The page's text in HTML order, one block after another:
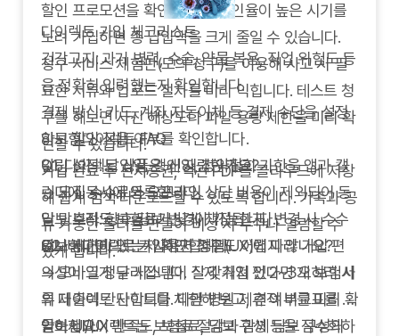
할인 프로모션을 확인합니다. 할인율이 높은 시기를
노려 가입하면 총 납입액을 크게 줄일 수 있습니다.
청구 서비스 체험판(모의 청구)을 이용해 사고 시 필
요한 서류와 업로드 절차를 미리 익힙니다. 테스트 청
구를 해보면 사진 해상도나 파일 용량 제한을 미리 확
인할 수 있습니다.
가입 완료 후 전자증권, 약관 PDF를 클라우드에 저장
해 쉽게 검색·다운로드할 수 있도록 합니다. 가족과 공
유 가능한 폴더를 만들어 비상 시 누구나 열람할 수
있게 합니다.
다이렉트 가입 체크리스트
건강고지: 과거 병력, 수술, 약물 복용, 직업 위험도 등
을 정확히 입력했는지 확인합니다.
결제 방식: 카드, 계좌 자동이체 등 결제 수단을 설정
하고 할인 적용 여부를 확인합니다.
알림 설정: 납입일, 갱신일, 청약철회 기한을 앱과 캘
린더에 동시에 등록합니다.
담보 추적: 향후 담보 변경이 가능한지, 변경 시 수수
료나 제한이 있는지 확인합니다.
암보험다이렉트 FAQ
Q1.다이렉트 상품은 왜 저렴한가요?
→ 모집 수수료와 오프라인 상담 비용이 제외되어 동
일 담보라도 보험료가 낮게 책정됩니다.
Q2.비대면으로 가입하면 청구도 어렵지 않나요?
→ 모바일 청구 시스템이 잘 갖춰져 있다면 오히려 서
류 제출이 간단합니다. 다만 병원 제휴 여부를 미리 확
인하세요.
암보험다이렉트는 사용자 경험(UX)에 따라 가입 편
의성이 크게 달라집니다. 실제 가입 전 2~3개 보험사
의 다이렉트 사이트를 체험해 보고, 견적 비교표를 만
들어 UI/UX 만족도, 보험료, 담보 구성 등을 점수화하
암보험다이렉트는 보험료 절감과 함께 담보 구성의